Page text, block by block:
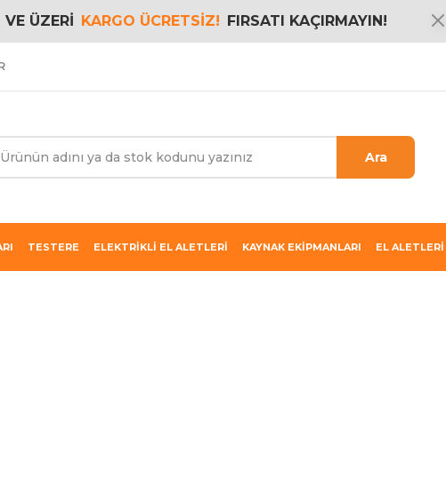
VE ÜZERİ KARGO ÜCRETSİZ! FIRSATI KAÇIRMAYIN!
Ara
TESTERE ELEKTRİKLİ EL ALETLERİ KAYNAK EKİPMANLARI EL ALETLERİ